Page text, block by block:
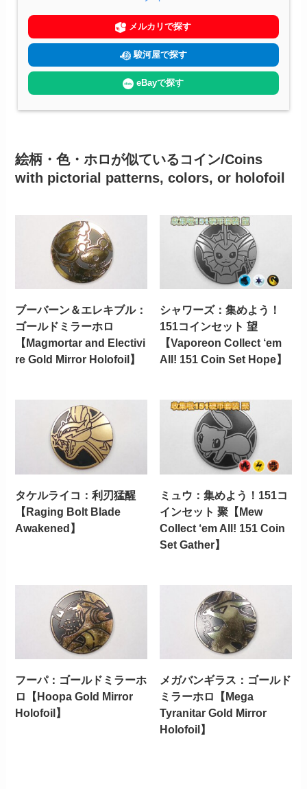
メルカリで探す
駿河屋で探す
eBayで探す
絵柄・色・ホロが似ているコイン/Coins
with pictorial patterns, colors, or holofoil
ブーバーン＆エレキブル：
ゴールドミラーホロ
【Magmortar and Electivi
re Gold Mirror Holofoil】
シャワーズ：集めよう！
151コインセット 望
【Vaporeon Collect ‘em
All! 151 Coin Set Hope】
タケルライコ：利刃猛醒
【Raging Bolt Blade
Awakened】
ミュウ：集めよう！151コ
インセット 聚【Mew
Collect ‘em All! 151 Coin
Set Gather】
フーパ：ゴールドミラーホ
ロ【Hoopa Gold Mirror
Holofoil】
メガバンギラス：ゴールド
ミラーホロ【Mega
Tyranitar Gold Mirror
Holofoil】